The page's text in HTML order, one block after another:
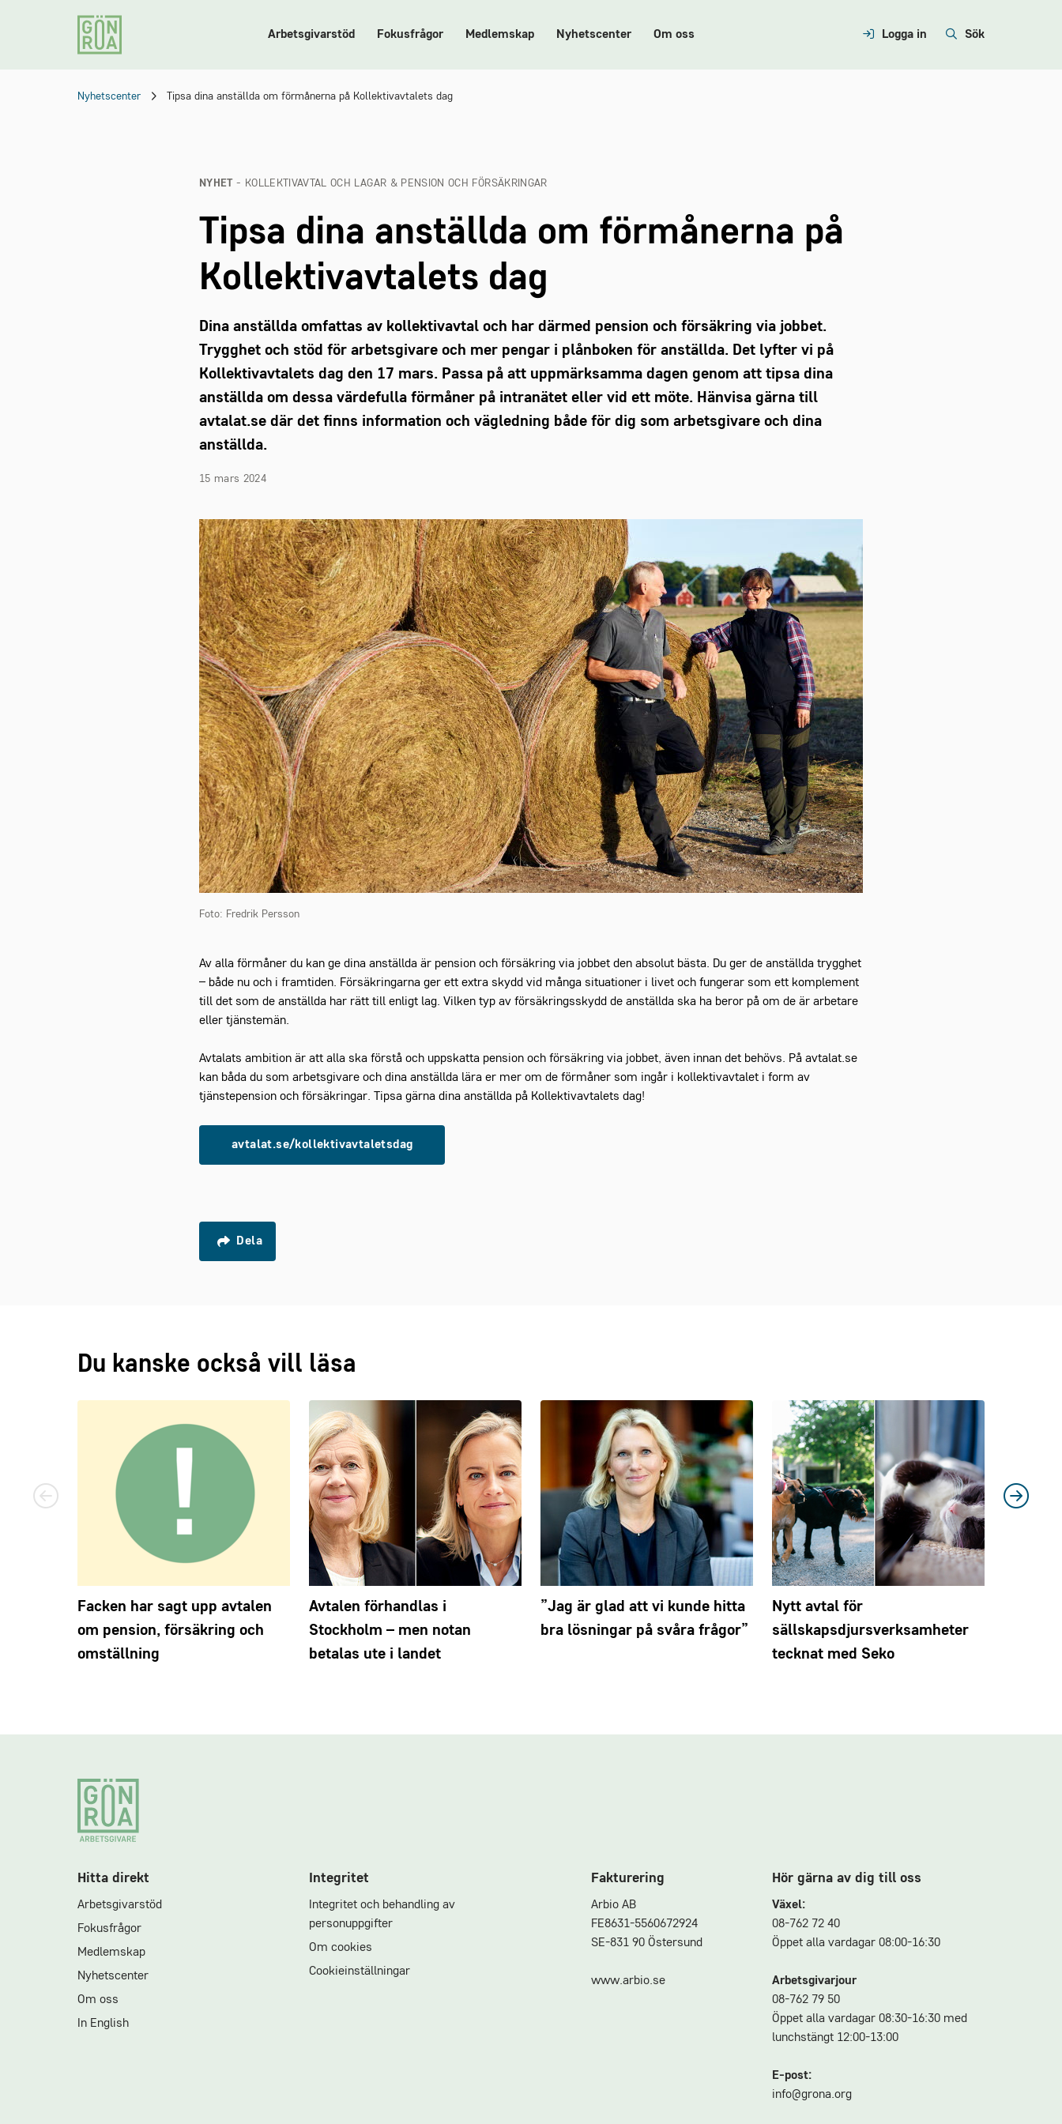
Arbetsgivarstöd Fokusfrågor Medlemskap Nyhetscenter Om oss Logga in Sök
Nyhetscenter Tipsa dina anställda om förmånerna på Kollektivavtalets dag
NYHET - KOLLEKTIVAVTAL OCH LAGAR & PENSION OCH FÖRSÄKRINGAR
Tipsa dina anställda om förmånerna på
Kollektivavtalets dag
Dina anställda omfattas av kollektivavtal och har därmed pension och försäkring via jobbet.
Trygghet och stöd för arbetsgivare och mer pengar i plånboken för anställda. Det lyfter vi på
Kollektivavtalets dag den 17 mars. Passa på att uppmärksamma dagen genom att tipsa dina
anställda om dessa värdefulla förmåner på intranätet eller vid ett möte. Hänvisa gärna till
avtalat.se där det finns information och vägledning både för dig som arbetsgivare och dina
anställda.
15 mars 2024
Foto: Fredrik Persson
Av alla förmåner du kan ge dina anställda är pension och försäkring via jobbet den absolut bästa. Du ger de anställda trygghet
– både nu och i framtiden. Försäkringarna ger ett extra skydd vid många situationer i livet och fungerar som ett komplement
till det som de anställda har rätt till enligt lag. Vilken typ av försäkringsskydd de anställda ska ha beror på om de är arbetare
eller tjänstemän.
Avtalats ambition är att alla ska förstå och uppskatta pension och försäkring via jobbet, även innan det behövs. På avtalat.se
kan båda du som arbetsgivare och dina anställda lära er mer om de förmåner som ingår i kollektivavtalet i form av
tjänstepension och försäkringar. Tipsa gärna dina anställda på Kollektivavtalets dag!
avtalat.se/kollektivavtaletsdag
Dela
Du kanske också vill läsa
Facken har sagt upp avtalen
om pension, försäkring och
omställning
Avtalen förhandlas i
Stockholm – men notan
betalas ute i landet
”Jag är glad att vi kunde hitta
bra lösningar på svåra frågor”
Nytt avtal för
sällskapsdjursverksamheter
tecknat med Seko
Hitta direkt
Arbetsgivarstöd
Fokusfrågor
Medlemskap
Nyhetscenter
Om oss
In English
Integritet
Integritet och behandling av
personuppgifter
Om cookies
Cookieinställningar
Fakturering
Arbio AB
FE8631-5560672924
SE-831 90 Östersund
www.arbio.se
Hör gärna av dig till oss
Växel:
08-762 72 40
Öppet alla vardagar 08:00-16:30
Arbetsgivarjour
08-762 79 50
Öppet alla vardagar 08:30-16:30 med
lunchstängt 12:00-13:00
E-post:
info@grona.org